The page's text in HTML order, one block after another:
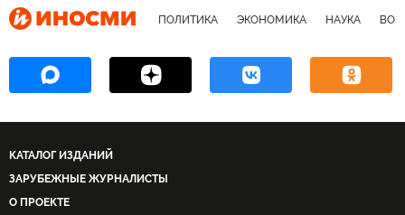
ПОЛИТИКА ЭКОНОМИКА НАУКА
КАТАЛОГ ИЗДАНИЙ
ЗАРУБЕЖНЫЕ ЖУРНАЛИСТЫ
О ПРОЕКТЕ